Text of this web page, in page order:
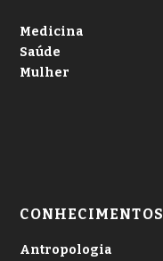
Medicina
Saúde
Mulher
CONHECIMENTOS
Antropologia